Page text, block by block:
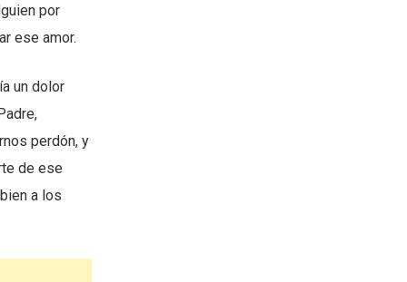
por
ese amor.
un dolor
perdón, y
de ese
a los